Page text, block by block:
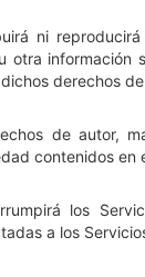
ni
otra información
derechos
de autor,
contenidos en
los
a los